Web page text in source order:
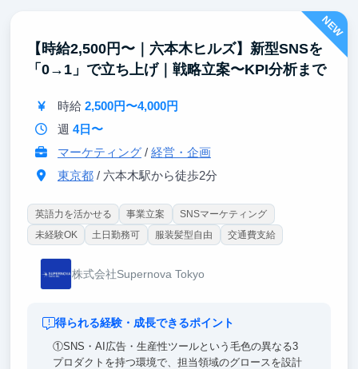
NEW
【時給2,500円〜｜六本木ヒルズ】新型SNSを
「0→1」で立ち上げ｜戦略立案〜KPI分析まで
時給 2,500円〜4,000円
週 4日〜
マーケティング/ 経営・企画
東京都/ 六本木駅から徒歩2分
英語力を活かせる 事業立案
SNSマーケティング
未経験OK
土日勤務可 服装髪型自由 交通費支給
株式会社Supernova Tokyo
得られる経験・成長できるポイント
①SNS・AI広告・生産性ツールという毛色の異なる3
プロダクトを持つ環境で、担当領域のグロースを設計